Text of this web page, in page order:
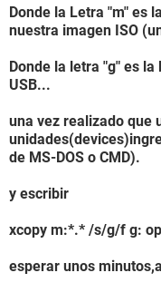
Donde la Letra "m" es
nuestra imagen ISO
Donde la letra "g" es
USB...
una vez realizado que
de MS-DOS o CMD).
y escribir
xcopy m:*.* /s/g/f g:
esperar unos